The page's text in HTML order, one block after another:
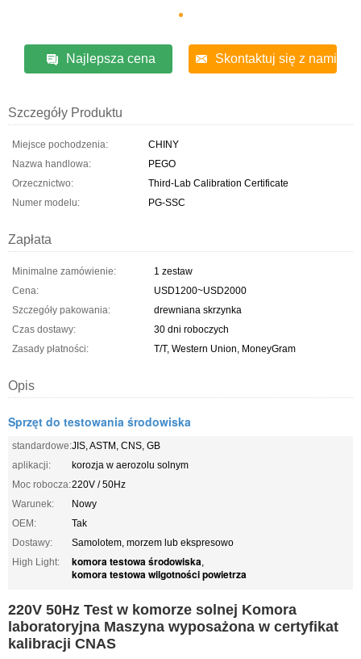
Najlepsza cena Skontaktuj się z nami
Szczegóły Produktu
Miejsce pochodzenia:
CHINY
Nazwa handlowa:
PEGO
Orzecznictwo:
Third-Lab Calibration Certificate
Numer modelu:
PG-SSC
Zapłata
Minimalne zamówienie:
1 zestaw
Cena:
USD1200~USD2000
Szczegóły pakowania:
drewniana skrzynka
Czas dostawy:
30 dni roboczych
Zasady płatności:
T/T, Western Union, MoneyGram
Opis
Sprzęt do testowania środowiska
standardowe:JIS, ASTM, CNS, GB
aplikacji:
korozja w aerozolu solnym
Moc robocza:220V / 50Hz
Warunek:
Nowy
OEM:
Tak
Dostawy:
Samolotem, morzem lub ekspresowo
High Light:
komora testowa środowiska,
komora testowa wilgotności powietrza
220V 50Hz Test w komorze solnej Komora
laboratoryjna Maszyna wyposażona w certyfikat
kalibracji CNAS